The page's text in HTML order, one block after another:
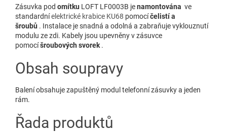
Zásuvka pod omítku LOFT LF0003B jenamontována ve
standardníelektrické krabice KU68 pomocíčelistí a
šroubů . Instalace je snadná a odolná a zabraňuje vyklouznutí
modulu ze zdi. Kabely jsou upevněny v zásuvce
pomocíšroubových svorek.
Obsah soupravy
Balení obsahuje zapuštěný modul telefonní zásuvky a jeden
rám.
Řada produktů